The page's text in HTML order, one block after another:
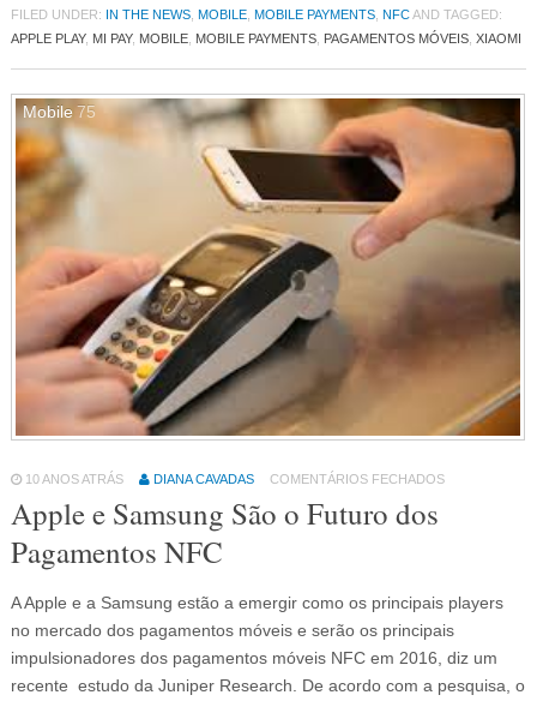
FILED UNDER: IN THE NEWS, MOBILE, MOBILE PAYMENTS, NFCAND TAGGED:
APPLE PLAY, MI PAY, MOBILE, MOBILE PAYMENTS, PAGAMENTOS MÓVEIS, XIAOMI
Mobile 75
10 ANOS ATRÁS DIANA CAVADAS COMENTÁRIOS FECHADOS
Apple e Samsung São o Futuro dos
Pagamentos NFC
A Apple e a Samsung estão a emergir como os principais players
no mercado dos pagamentos móveis e serão os principais
impulsionadores dos pagamentos móveis NFC em 2016, diz um
recente estudo da Juniper Research. De acordo com a pesquisa, o